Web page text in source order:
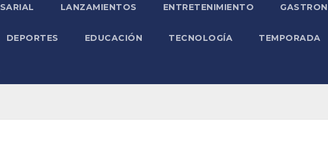
LANZAMIENTOS ENTRETENIMIENTO
DEPORTES EDUCACIÓN TECNOLOGÍA TEMPORADA